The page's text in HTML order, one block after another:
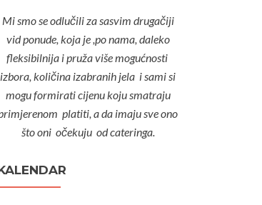
Mi smo se odlučili za sasvim drugačiji
vid ponude, koja je ,po nama, daleko
fleksibilnija i pruža više mogućnosti
izbora, količina izabranih jela i sami si
mogu formirati cijenu koju smatraju
platiti, a da imaju sve ono
što oni očekuju od cateringa.